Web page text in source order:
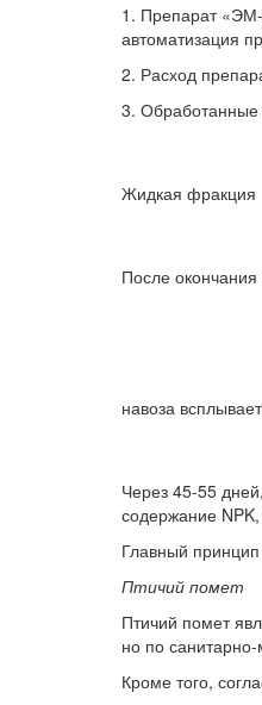
1. Препарат «ЭМ-
автоматизация
2. Расход
3. Обработанные
Жидкая фракция
После
навоза
Через 45-55
содержание NPK,
Главный
Птичий помет
Птичий помет
но по
Кроме того,